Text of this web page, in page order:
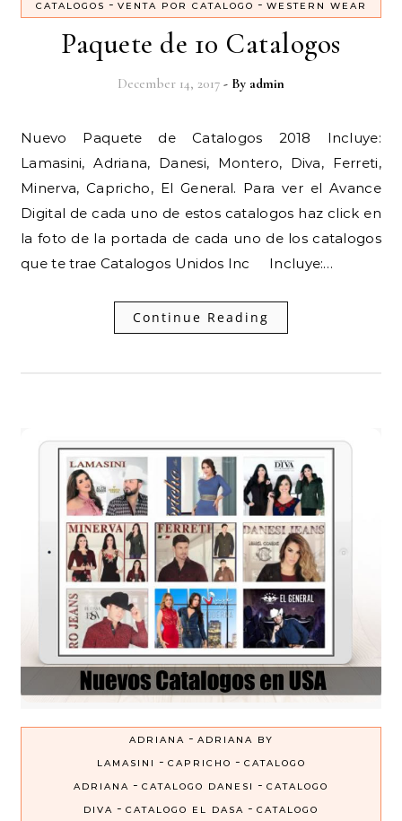
CATALOGOS - VENTA POR CATALOGO - WESTERN WEAR
Paquete de 10 Catalogos
December 14, 2017 - By admin
Nuevo Paquete de Catalogos 2018 Incluye:
Lamasini, Adriana, Danesi, Montero, Diva, Ferreti,
Minerva, Capricho, El General. Para ver el Avance
Digital de cada uno de estos catalogos haz click en
la foto de la portada de cada uno de los catalogos
que te trae Catalogos Unidos Inc Incluye:…
Continue Reading
ADRIANA - ADRIANA BY
LAMASINI
- CAPRICHO - CATALOGO
ADRIANA - CATALOGO DANESI - CATALOGO
DIVA - CATALOGO EL DASA - CATALOGO